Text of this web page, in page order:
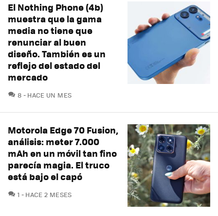
El Nothing Phone (4b)
muestra que la gama
media no tiene que
renunciar al buen
diseño. También es un
reflejo del estado del
mercado
8 COMENTARIOS
HACE UN MES
Motorola Edge 70 Fusion,
análisis: meter 7.000
mAh en un móvil tan fino
parecía magia. El truco
está bajo el capó
1 COMENTARIOS
HACE 2 MESES